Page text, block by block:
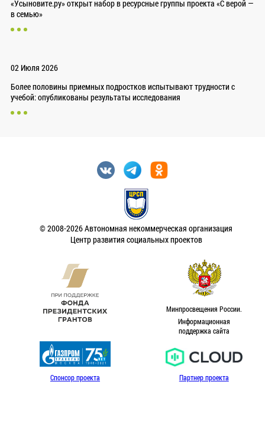
«Усыновите.ру» открыт набор в ресурсные группы проекта «С верой —
в семью»
02 Июля 2026
Более половины приемных подростков испытывают трудности с
учебой: опубликованы результаты исследования
© 2008-2026 Автономная некоммерческая организация
Центр развития социальных проектов
Минпросвещения России.
Информационная
поддержка сайта
Спонсор проекта Партнер проекта